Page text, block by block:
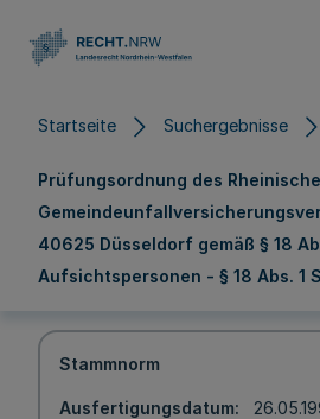
Startseite Suchergebnisse
Prüfungsordnung des
40625 Düsseldorf gemäß § 18
Aufsichtspersonen - § 18 Abs. 1
Stammnorm
Ausfertigungsdatum